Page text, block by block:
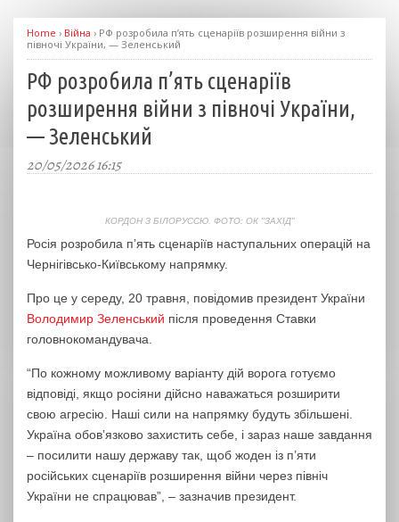
Home › Війна › РФ розробила п’ять сценаріїв розширення війни з
півночі України, — Зеленський
РФ розробила п’ять сценаріїв
розширення війни з півночі України,
— Зеленський
20/05/2026 16:15
КОРДОН З БІЛОРУССЮ. ФОТО: ОК "ЗАХІД"
Росія розробила п’ять сценаріїв наступальних операцій на
Чернігівсько-Київському напрямку.
Про це у середу, 20 травня, повідомив президент України
Володимир Зеленський після проведення Ставки
головнокомандувача.
“По кожному можливому варіанту дій ворога готуємо
відповіді, якщо росіяни дійсно наважаться розширити
свою агресію. Наші сили на напрямку будуть збільшені.
Україна обовʼязково захистить себе, і зараз наше завдання
– посилити нашу державу так, щоб жоден із п’яти
російських сценаріїв розширення війни через північ
України не спрацював”, – зазначив президент.